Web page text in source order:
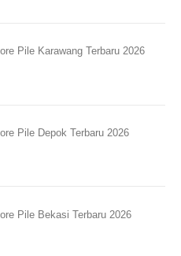
Pile Karawang Terbaru 2026
Pile Depok Terbaru 2026
Pile Bekasi Terbaru 2026